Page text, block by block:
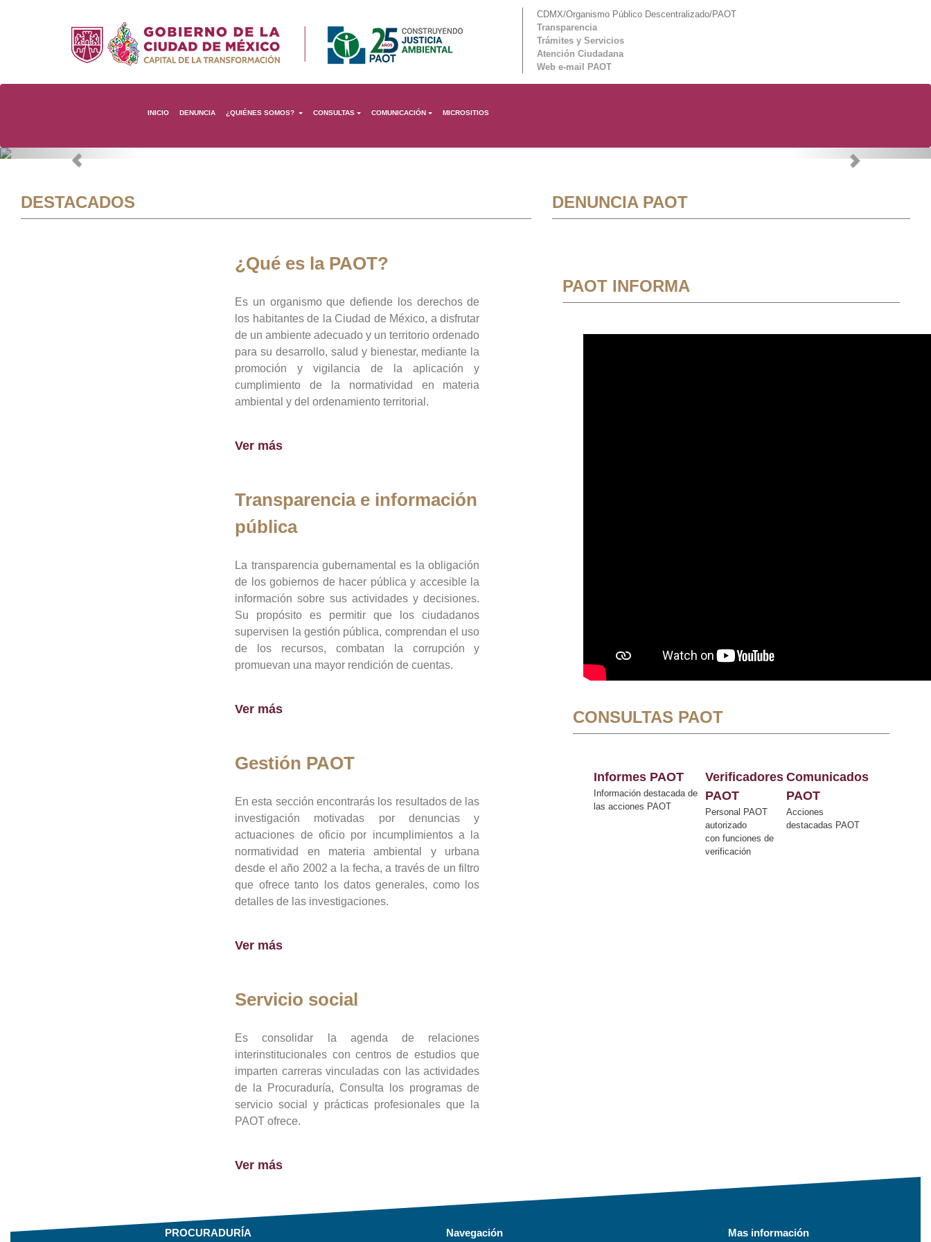
CDMX/Organismo Público Descentralizado/PAOT
Transparencia
Trámites y Servicios
Atención Ciudadana
Web e-mail PAOT
INICIO DENUNCIA ¿QUIÉNES SOMOS? CONSULTAS COMUNICACIÓN MICROSITIOS
Previous Next
DESTACADOS
¿Qué es la PAOT?
Es un organismo que defiende los derechos de
los habitantes de la Ciudad de México, a disfrutar
de un ambiente adecuado y un territorio ordenado
para su desarrollo, salud y bienestar, mediante la
promoción y vigilancia de la aplicación y
cumplimiento de la normatividad en materia
ambiental y del ordenamiento territorial.
Ver más
Transparencia e información
pública
La transparencia gubernamental es la obligación
de los gobiernos de hacer pública y accesible la
información sobre sus actividades y decisiones.
Su propósito es permitir que los ciudadanos
supervisen la gestión pública, comprendan el uso
de los recursos, combatan la corrupción y
promuevan una mayor rendición de cuentas.
Ver más
Gestión PAOT
En esta sección encontrarás los resultados de las
investigación motivadas por denuncias y
actuaciones de oficio por incumplimientos a la
normatividad en materia ambiental y urbana
desde el año 2002 a la fecha, a través de un filtro
que ofrece tanto los datos generales, como los
detalles de las investigaciones.
Ver más
Servicio social
Es consolidar la agenda de relaciones
interinstitucionales con centros de estudios que
imparten carreras vinculadas con las actividades
de la Procuraduría, Consulta los programas de
servicio social y prácticas profesionales que la
PAOT ofrece.
Ver más
DENUNCIA PAOT
PAOT INFORMA
CONSULTAS PAOT
Informes PAOT
Información destacada de
las acciones PAOT
Verificadores
PAOT
Personal PAOT
autorizado
con funciones de
verificación
Comunicados
PAOT
Acciones
destacadas PAOT
PROCURADURÍA Navegación Mas información